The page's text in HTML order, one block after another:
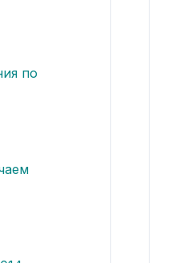
по